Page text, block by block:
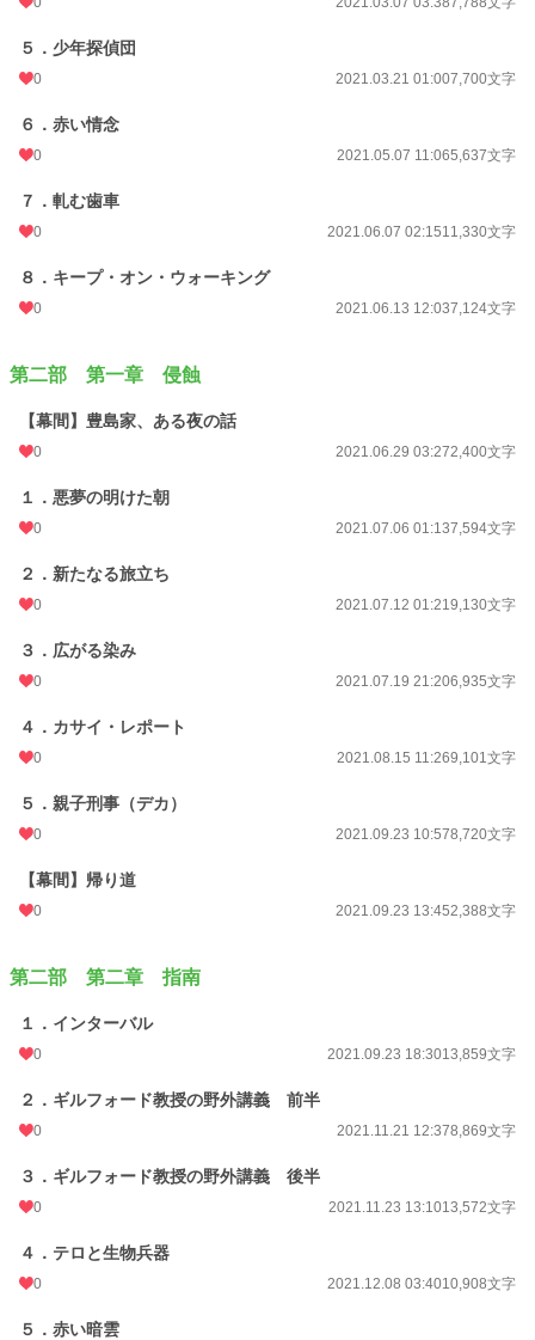
５．少年探偵団
0 2021.03.21 01:007,700文字
６．赤い情念
0 2021.05.07 11:065,637文字
７．軋む歯車
0 2021.06.07 02:1511,330文字
８．キープ・オン・ウォーキング
0 2021.06.13 12:037,124文字
第二部 第一章 侵蝕
【幕間】豊島家、ある夜の話
0 2021.06.29 03:272,400文字
１．悪夢の明けた朝
0 2021.07.06 01:137,594文字
２．新たなる旅立ち
0 2021.07.12 01:219,130文字
３．広がる染み
0 2021.07.19 21:206,935文字
４．カサイ・レポート
0 2021.08.15 11:269,101文字
５．親子刑事（デカ）
0 2021.09.23 10:578,720文字
【幕間】帰り道
0 2021.09.23 13:452,388文字
第二部 第二章 指南
１．インターバル
0 2021.09.23 18:3013,859文字
２．ギルフォード教授の野外講義 前半
0 2021.11.21 12:378,869文字
３．ギルフォード教授の野外講義 後半
0 2021.11.23 13:1013,572文字
４．テロと生物兵器
0 2021.12.08 03:4010,908文字
５．赤い暗雲